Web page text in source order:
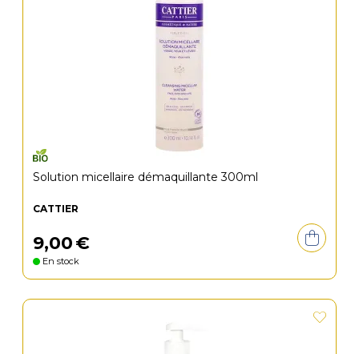
Solution micellaire démaquillante 300ml
CATTIER
9,00€
En stock